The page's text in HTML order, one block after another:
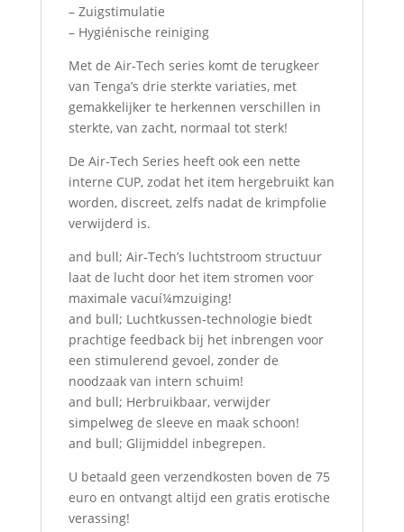
– Zuigstimulatie
– Hygiénische reiniging
Met de Air-Tech series komt de terugkeer
van Tenga’s drie sterkte variaties, met
gemakkelijker te herkennen verschillen in
sterkte, van zacht, normaal tot sterk!
De Air-Tech Series heeft ook een nette
interne CUP, zodat het item hergebruikt kan
worden, discreet, zelfs nadat de krimpfolie
verwijderd is.
and bull; Air-Tech’s luchtstroom structuur
laat de lucht door het item stromen voor
maximale vacuí¼mzuiging!
and bull; Luchtkussen-technologie biedt
prachtige feedback bij het inbrengen voor
een stimulerend gevoel, zonder de
noodzaak van intern schuim!
and bull; Herbruikbaar, verwijder
simpelweg de sleeve en maak schoon!
and bull; Glijmiddel inbegrepen.
U betaald geen verzendkosten boven de 75
euro en ontvangt altijd een gratis erotische
verassing!